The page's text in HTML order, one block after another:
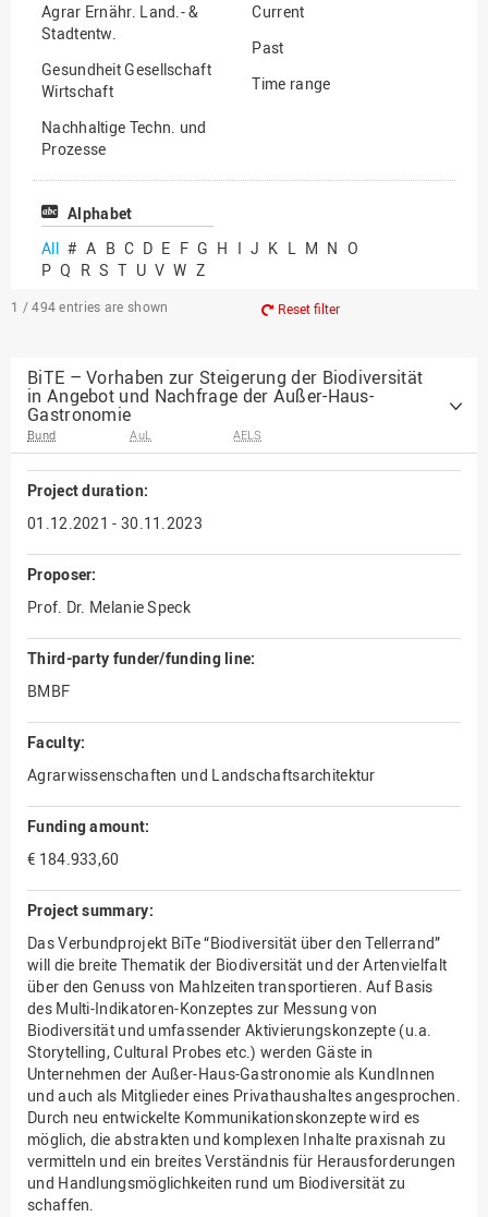
Agrar Ernähr. Land.- &
Stadtentw.
Gesundheit Gesellschaft
Wirtschaft
Nachhaltige Techn. und
Prozesse
Vielfältiges Forschen
Current
Past
Time range
Alphabet
All # A B C D E F G H I J K L M N O
P Q R S T U V W Z
1 / 494 entries are shown Reset filter
BiTE – Vorhaben zur Steigerung der Biodiversität
in Angebot und Nachfrage der Außer-Haus-
Gastronomie
Bund AuL AELS
Project duration:
01.12.2021 - 30.11.2023
Proposer:
Prof. Dr. Melanie Speck
Third-party funder/funding line:
BMBF
Faculty:
Agrarwissenschaften und Landschaftsarchitektur
Funding amount:
€ 184.933,60
Project summary:
Das Verbundprojekt BiTe “Biodiversität über den Tellerrand”
will die breite Thematik der Biodiversität und der Artenvielfalt
über den Genuss von Mahlzeiten transportieren. Auf Basis
des Multi-Indikatoren-Konzeptes zur Messung von
Biodiversität und umfassender Aktivierungskonzepte (u.a.
Storytelling, Cultural Probes etc.) werden Gäste in
Unternehmen der Außer-Haus-Gastronomie als KundInnen
und auch als Mitglieder eines Privathaushaltes angesprochen.
Durch neu entwickelte Kommunikationskonzepte wird es
möglich, die abstrakten und komplexen Inhalte praxisnah zu
vermitteln und ein breites Verständnis für Herausforderungen
und Handlungsmöglichkeiten rund um Biodiversität zu
schaffen.